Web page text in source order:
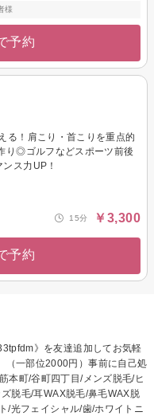
様
予約
る！肩こり・首こりを重点的
り◎ゴルフなどスポーツ前後
ス力UP！
15分 ￥3,300
予約
》を友達追加してお気軽
（一部位2000円）事前に自己処
本町/谷町四丁目/メンズ脱毛/ヒ
脱毛/耳WAX脱毛/鼻毛WAX脱
/光フェイシャル/歯/ホワイトニ